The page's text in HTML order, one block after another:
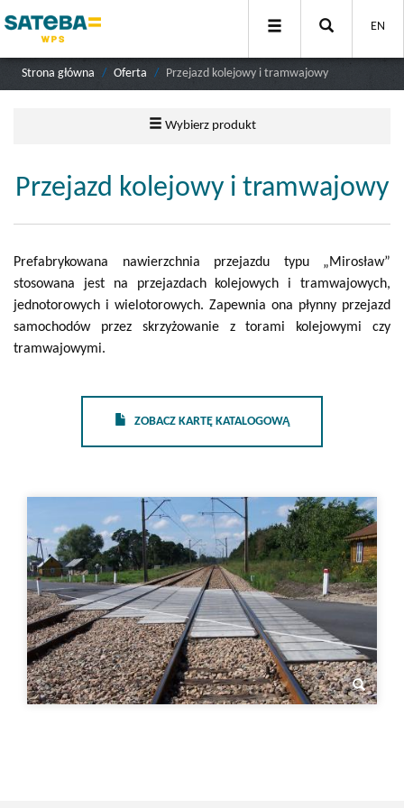
EN
Strona główna Oferta Przejazd kolejowy i tramwajowy
Wybierz produkt
Przejazd kolejowy i tramwajowy
Prefabrykowana nawierzchnia przejazdu typu „Mirosław”
stosowana jest na przejazdach kolejowych i tramwajowych,
jednotorowych i wielotorowych. Zapewnia ona płynny przejazd
samochodów przez skrzyżowanie z torami kolejowymi czy
tramwajowymi.
ZOBACZ KARTĘ KATALOGOWĄ